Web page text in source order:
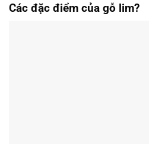
Các đặc điểm của gỗ lim?